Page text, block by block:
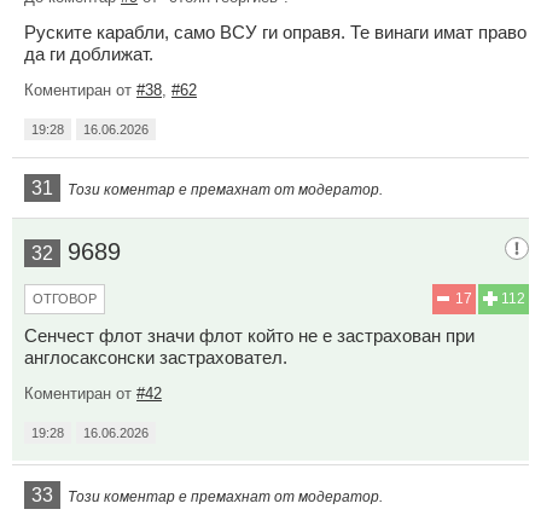
Руските карабли, само ВСУ ги оправя. Те винаги имат право
да ги доближат.
Коментиран от #38 #62
19:28 16.06.2026
31 Този коментар е премахнат от модератор.
32 9689
112
17
ОТГОВОР
Сенчест флот значи флот който не е застрахован при
англосаксонски застраховател.
Коментиран от #42
19:28 16.06.2026
33 Този коментар е премахнат от модератор.